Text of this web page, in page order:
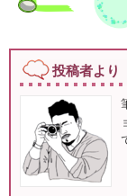
投稿者より